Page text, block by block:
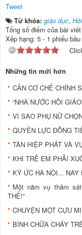
Tweet
Từ khóa: giáo dục,
Tổng số điểm của bài
Xếp hạng: 5 - 1 phiếu bầu
Những tin mới hơn
CẦN CƠ CHẾ CHÍNH
“NHÀ NƯỚC HỒI
VÌ SAO PHỤ NỮ
QUYỀN LỰC ĐỒNG
TÂN HIỆP PHÁT VÀ
KHI TRẺ EM PHẢI
KÝ ỨC HÀ NỘI... NAY
Một năm vụ thảm sát
THẾ!”
CHUYỆN MỘT CỰU
BÌNH CHỮA CHÁY